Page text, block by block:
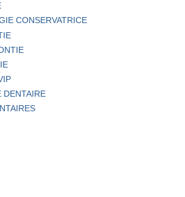
CONSERVATRICE
DENTAIRE